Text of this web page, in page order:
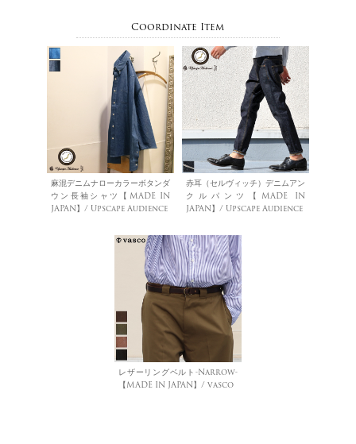
Coordinate Item
麻混デニムナローカラーボタンダ
ウン長袖シャツ【MADE IN
JAPAN】/ Upscape Audience
赤耳（セルヴィッチ）デニムアン
クルパンツ【MADE IN
JAPAN】/ Upscape Audience
レザーリングベルト-Narrow-
【MADE IN JAPAN】/ vasco